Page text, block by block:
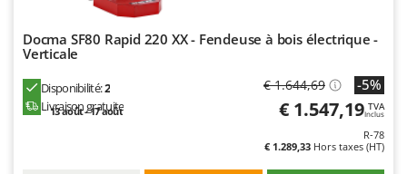
Docma SF80 Rapid 220 XX - Fendeuse à bois électrique -
Verticale
Disponibilité:2
Livraison gratuite
13 août - 17 août
€ 1.644,69 -5%
€ 1.547,19 TVA
Inclus
R-78
€ 1.289,33 Hors taxes (HT)